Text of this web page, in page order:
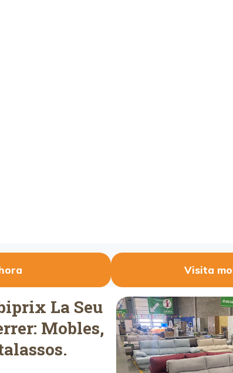
Visita
La Seu
Mobles,